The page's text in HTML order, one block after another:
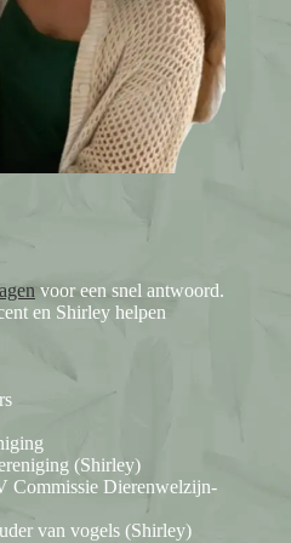
voor een snel antwoord.
en Shirley helpen
(Shirley)
Commissie Dierenwelzijn-
van vogels (Shirley)